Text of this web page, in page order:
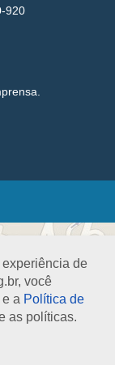
de
você
e a Política de
as políticas.
920